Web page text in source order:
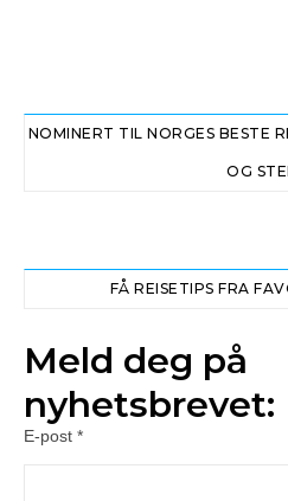
NOMINERT TIL NORGES BESTE
OG
FÅ REISETIPS FRA
Meld deg på
nyhetsbrevet:
E-post *